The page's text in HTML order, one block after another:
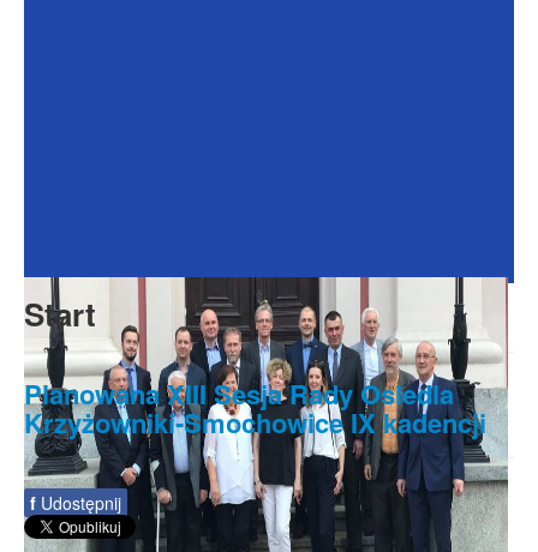
Rada Seniorów
Start
Planowana XIII Sesja Rady Osiedla
Krzyżowniki-Smochowice IX kadencji
f Udostępnij